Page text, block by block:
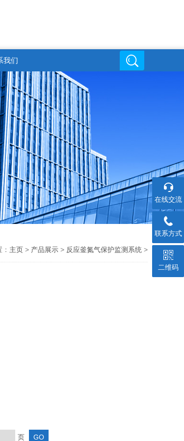
719816494@qq.com
在线交流
我们
主页 > 产品展示 > 反应釜氮气保护监测系统 >
页
在线交流
联系方式
二维码